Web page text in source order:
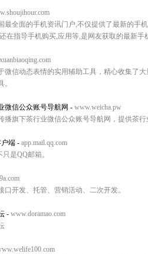
最全面的手机资讯门户,不仅提供了最新的手
在指导手机购买,应用等,是网友获取的最新手
微信动态表情的实用辅助工具，精心收集了
微信公众账号导航网 - www.weicha.pw
播旗下茶行业微信公众账号导航网，提供茶
端 - app.mail.qq.com
是QQ邮箱。
口开发、托管、营销活动、二次开发。
- www.doramao.com